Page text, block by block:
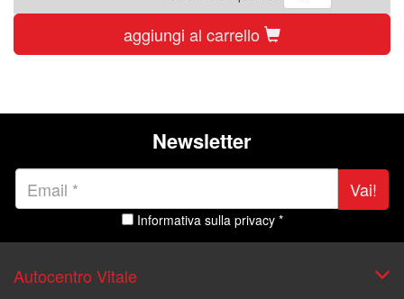
aggiungi al carrello
Newsletter
Vai!
Informativa sulla privacy *
Autocentro Vitale